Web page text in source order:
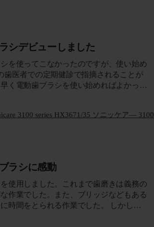
シデビューしました
を使ってこなかったのですが、使い始め
歯医者での定期健診で指摘されることが
く電動歯ブラシを使い始めればよかった
き粉なしで水だけでここまで磨けると
3100 series HX3671/35 ソニッケア― 3100
ラシに感動
使用しました。これまで歯磨きは義務の
作業でした。また、ブリッジなどもある
時間をとられる作業でした。 しかし、
ると歯茎も気持ち良く、逆に長く歯磨き